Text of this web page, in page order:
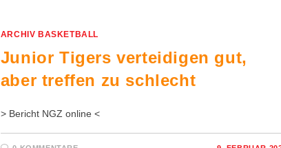
ARCHIV BASKETBALL
Junior Tigers verteidigen gut,
aber treffen zu schlecht
> Bericht NGZ online <